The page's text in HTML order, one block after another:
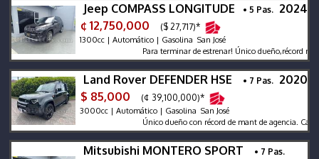
Jeep COMPASS LONGITUDE • 5 Pas. 2024
¢ 12,750,000
($ 27,717)*
1300cc | Automático | Gasolina San José
Para terminar de estrenar! Único dueño,récord mant
Land Rover DEFENDER HSE • 7 Pas. 2020
$ 85,000
(¢ 39,100,000)*
3000cc | Automático | Gasolina San José
Único dueño con récord de mant de agencia.
Mitsubishi MONTERO SPORT • 7 Pas.